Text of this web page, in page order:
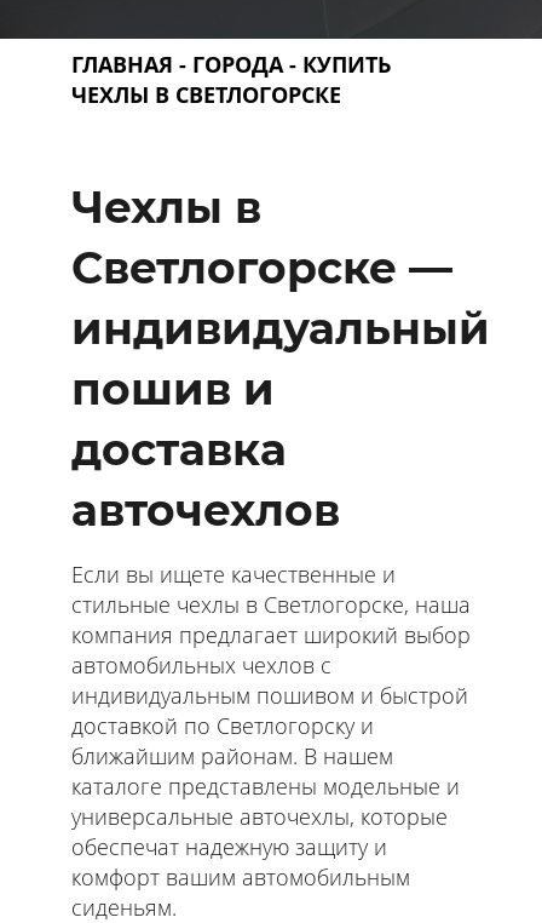
ГЛАВНАЯ - ГОРОДА - КУПИТЬ
ЧЕХЛЫ В СВЕТЛОГОРСКЕ
Чехлы в
Светлогорске —
индивидуальный
пошив и
доставка
авточехлов
Если вы ищете качественные и
стильные чехлы в Светлогорске, наша
компания предлагает широкий выбор
автомобильных чехлов с
индивидуальным пошивом и быстрой
доставкой по Светлогорску и
ближайшим районам. В нашем
каталоге представлены модельные и
универсальные авточехлы, которые
обеспечат надежную защиту и
комфорт вашим автомобильным
сиденьям.